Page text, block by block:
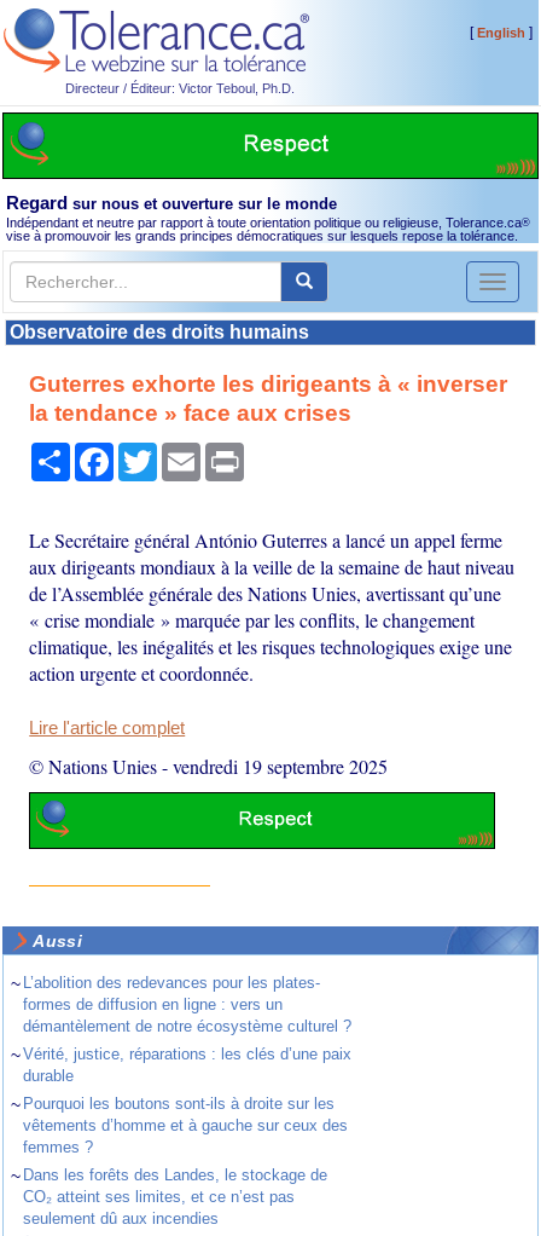
Directeur / Éditeur: Victor Teboul, Ph.D.
[English ]
Regard sur nous et ouverture sur le monde
Indépendant et neutre par rapport à toute orientation politique ou religieuse, Tolerance.ca®
vise à promouvoir les grands principes démocratiques sur lesquels repose la tolérance.
Toggle
Observatoire des droits humains
Guterres exhorte les dirigeants à « inverser
la tendance » face aux crises
PartagerFacebook
TwitterEmail
Le Secrétaire général António Guterres a lancé un appel ferme
aux dirigeants mondiaux à la veille de la semaine de haut niveau
de l’Assemblée générale des Nations Unies, avertissant qu’une
« crise mondiale » marquée par les conflits, le changement
climatique, les inégalités et les risques technologiques exige une
action urgente et coordonnée.
Lire l'article complet
© Nations Unies-vendredi 19 septembre 2025
Aussi
~ L’abolition des redevances pour les plates-
formes de diffusion en ligne : vers un
démantèlement de notre écosystème culturel ?
~Vérité, justice, réparations : les clés d’une paix
durable
~ Pourquoi les boutons sont-ils à droite sur les
vêtements d’homme et à gauche sur ceux des
femmes ?
~ Dans les forêts des Landes, le stockage de
CO₂ atteint ses limites, et ce n’est pas
seulement dû aux incendies